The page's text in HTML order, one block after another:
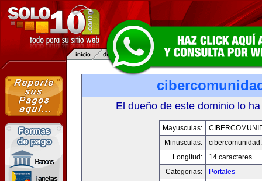
El dueño de este dominio lo
Mayusculas:
Minusculas:
Longitud:
14 caracteres
Categorias:
Portales